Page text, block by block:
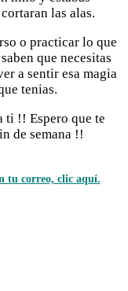
las alas.
o practicar lo que
que necesitas
a sentir esa magia
tenias.
ti !! Espero que te
de semana !!
tu correo, clic aquí.